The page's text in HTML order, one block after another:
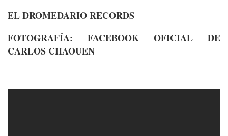
EL DROMEDARIO RECORDS
FOTOGRAFÍA: FACEBOOK OFICIAL DE
CARLOS CHAOUEN